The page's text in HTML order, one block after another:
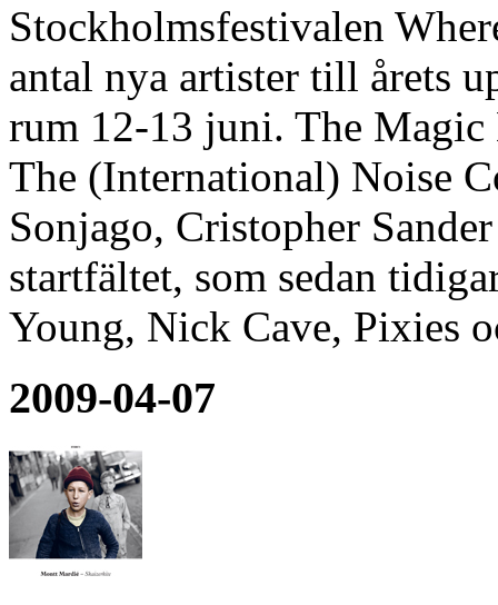
Stockholmsfestivalen
antal nya artister till årets
rum 12-13 juni. The Magic
The (International) Noise
Sonjago, Cristopher
startfältet, som sedan
Young, Nick Cave, Pixies
2009-04-07